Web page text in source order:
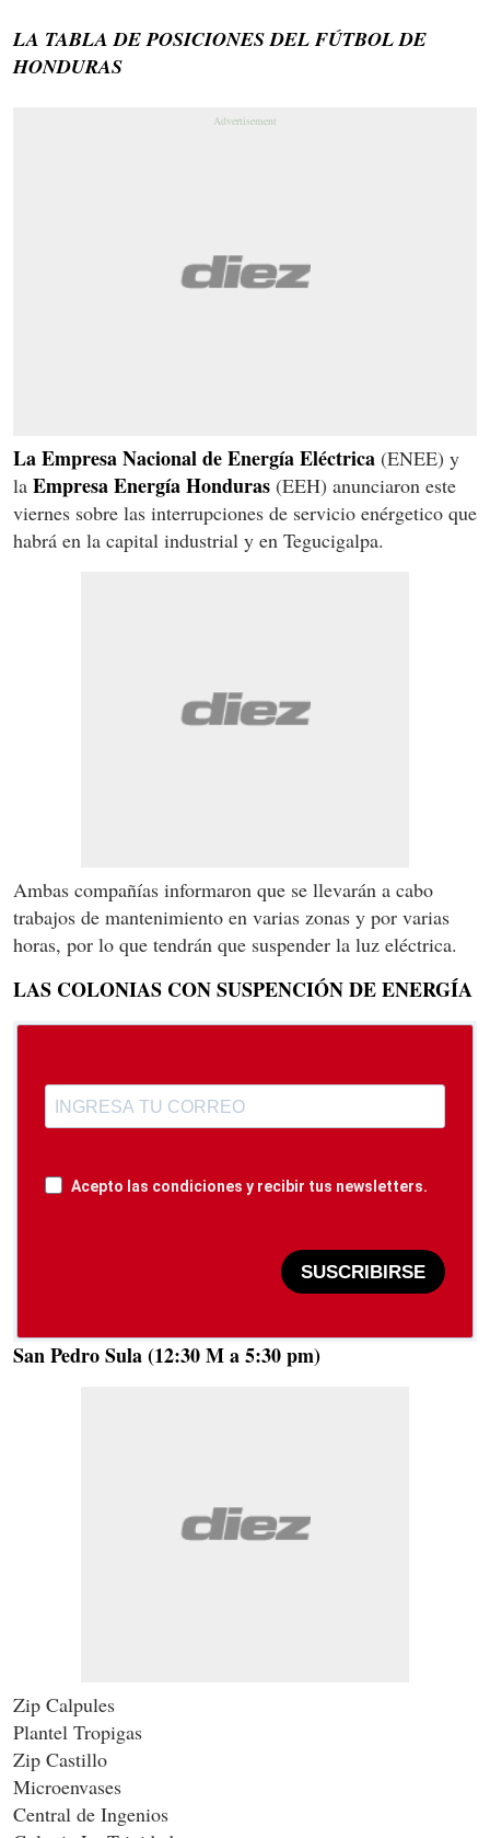
LA TABLA DE POSICIONES DEL FÚTBOL DE
HONDURAS
La Empresa Nacional de Energía Eléctrica (ENEE) y
la Empresa Energía Honduras (EEH) anunciaron este
viernes sobre las interrupciones de servicio enérgetico que
habrá en la capital industrial y en Tegucigalpa.
Ambas compañías informaron que se llevarán a cabo
trabajos de mantenimiento en varias zonas y por varias
horas, por lo que tendrán que suspender la luz eléctrica.
LAS COLONIAS CON SUSPENCIÓN DE ENERGÍA
Acepto las condiciones y recibir tus newsletters.
SUSCRIBIRSE
San Pedro Sula (12:30 M a 5:30 pm)
Zip Calpules
Plantel Tropigas
Zip Castillo
Microenvases
Central de Ingenios